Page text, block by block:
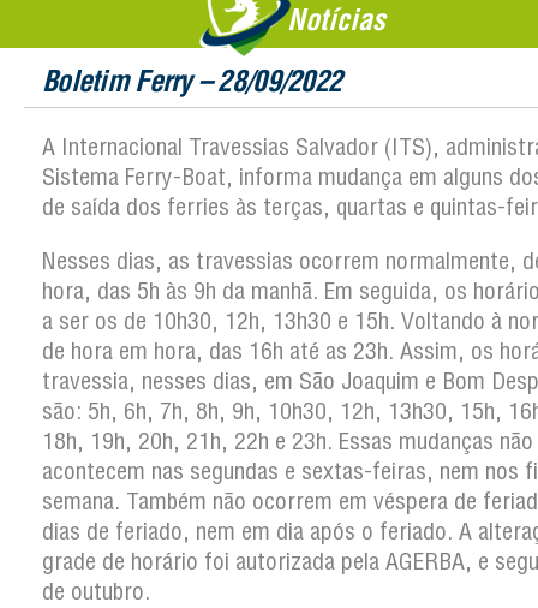
Notícias
Boletim Ferry – 28/09/2022
A Internacional Travessias Salvador (ITS),
Sistema Ferry-Boat, informa mudança em alguns
de saída dos ferries às terças, quartas e quintas-
Nesses dias, as travessias ocorrem normalmente,
hora, das 5h às 9h da manhã. Em seguida, os
a ser os de 10h30, 12h, 13h30 e 15h. Voltando à
de hora em hora, das 16h até as 23h. Assim, os
travessia, nesses dias, em São Joaquim e Bom
são: 5h, 6h, 7h, 8h, 9h, 10h30, 12h, 13h30, 15h,
18h, 19h, 20h, 21h, 22h e 23h. Essas mudanças não
acontecem nas segundas e sextas-feiras, nem nos
semana. Também não ocorrem em véspera de
dias de feriado, nem em dia após o feriado. A
grade de horário foi autorizada pela AGERBA, e
de outubro.